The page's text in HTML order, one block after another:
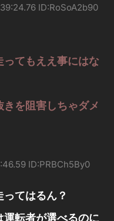
ID:RoSoA2b90
ってもええ事にはな
を阻害しちゃダメ
ID:PRBCh5By0
てはるん？
転者が選べるのに